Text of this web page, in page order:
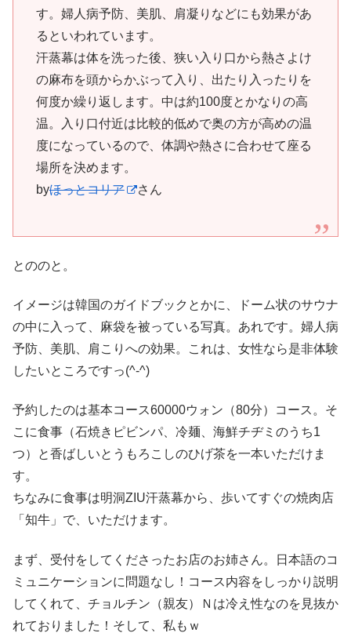
す。婦人病予防、美肌、肩凝りなどにも効果があ
るといわれています。
汗蒸幕は体を洗った後、狭い入り口から熱さよけ
の麻布を頭からかぶって入り、出たり入ったりを
何度か繰り返します。中は約100度とかなりの高
温。入り口付近は比較的低めで奥の方が高めの温
度になっているので、体調や熱さに合わせて座る
場所を決めます。
byほっとコリア さん
とののと。
イメージは韓国のガイドブックとかに、ドーム状のサウナ
の中に入って、麻袋を被っている写真。あれです。婦人病
予防、美肌、肩こりへの効果。これは、女性なら是非体験
したいところですっ(^-^)
予約したのは基本コース60000ウォン（80分）コース。そ
こに食事（石焼きピビンパ、冷麺、海鮮チヂミのうち1
つ）と香ばしいとうもろこしのひげ茶を一本いただけま
す。
ちなみに食事は明洞ZIU汗蒸幕から、歩いてすぐの焼肉店
「知牛」で、いただけます。
まず、受付をしてくださったお店のお姉さん。日本語のコ
ミュニケーションに問題なし！コース内容をしっかり説明
してくれて、チョルチン（親友）Ｎは冷え性なのを見抜か
れておりました！そして、私もｗ